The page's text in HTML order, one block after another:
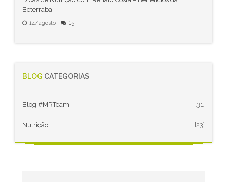
Beterraba
14/agosto 15
BLOG CATEGORIAS
Blog #MRTeam [31]
Nutrição [23]